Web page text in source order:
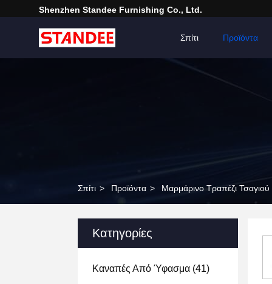
Shenzhen Standee Furnishing Co., Ltd.
Σπίτι Προϊόντα
Σπίτι > Προϊόντα > Μαρμάρινο Τραπέζι Τσαγιού
Κατηγορίες
Καναπές Από Ύφασμα (41)